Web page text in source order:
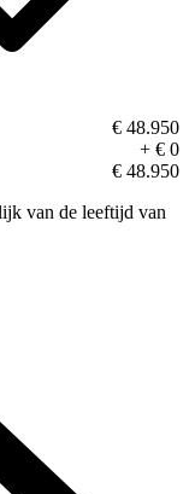
€ 48.950
+ € 0
€ 48.950
van de leeftijd van